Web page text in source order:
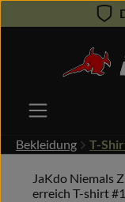
Zum Hauptinhalt
Bekleidung T-
JaKdo Niemals
erreich T-shirt